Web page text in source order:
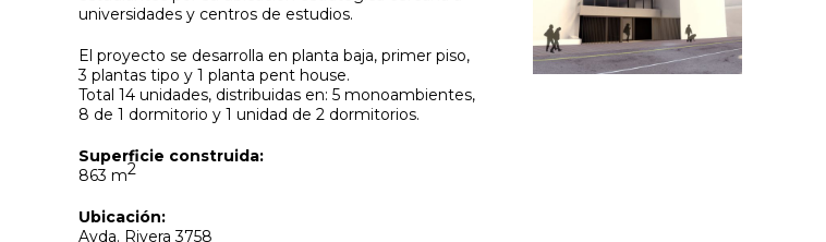
universidades y centros de estudios.
El proyecto se desarrolla en planta baja, primer piso,
3 plantas tipo y 1 planta pent house.
Total 14 unidades, distribuidas en: 5 monoambientes,
8 de 1 dormitorio y 1 unidad de 2 dormitorios.
Superficie construida:
863 m2
Ubicación:
Avda. Rivera 3758